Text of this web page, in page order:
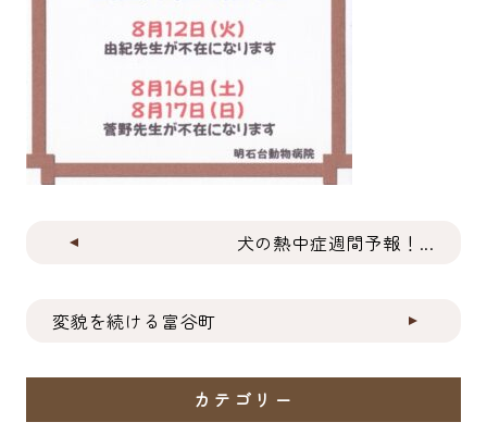
犬の熱中症週間予報！...
変貌を続ける富谷町
カテゴリー